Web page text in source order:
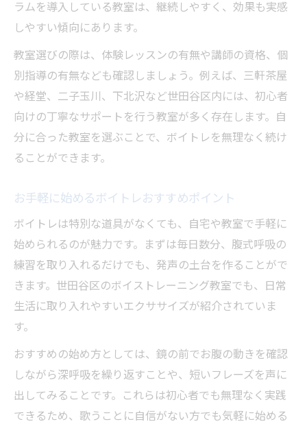
ラムを導入している教室は、継続しやすく、効果も実感
しやすい傾向にあります。
教室選びの際は、体験レッスンの有無や講師の資格、個
別指導の有無なども確認しましょう。例えば、三軒茶屋
や経堂、二子玉川、下北沢など世田谷区内には、初心者
向けの丁寧なサポートを行う教室が多く存在します。自
分に合った教室を選ぶことで、ボイトレを無理なく続け
ることができます。
お手軽に始めるボイトレおすすめポイント
ボイトレは特別な道具がなくても、自宅や教室で手軽に
始められるのが魅力です。まずは毎日数分、腹式呼吸の
練習を取り入れるだけでも、発声の土台を作ることがで
きます。世田谷区のボイストレーニング教室でも、日常
生活に取り入れやすいエクササイズが紹介されていま
す。
おすすめの始め方としては、鏡の前でお腹の動きを確認
しながら深呼吸を繰り返すことや、短いフレーズを声に
出してみることです。これらは初心者でも無理なく実践
できるため、歌うことに自信がない方でも気軽に始める